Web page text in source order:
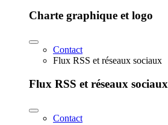
Charte graphique et logo
Contact
Flux RSS et réseaux sociaux
Flux RSS et réseaux sociaux
Contact